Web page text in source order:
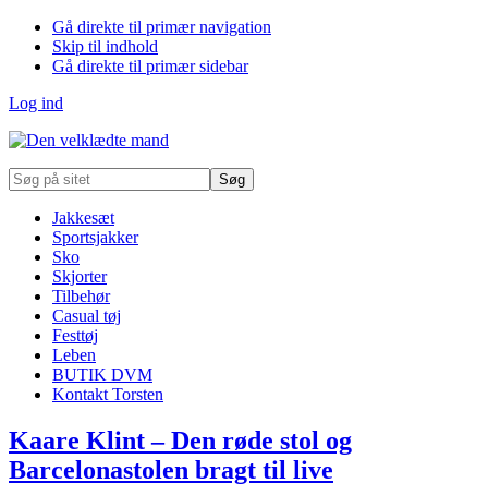
Gå direkte til primær navigation
Skip til indhold
Gå direkte til primær sidebar
Log ind
Søg
på
Jakkesæt
Sportsjakker
Sko
Skjorter
Tilbehør
Casual tøj
Festtøj
Leben
BUTIK DVM
Kontakt Torsten
Kaare Klint – Den røde stol og
Barcelonastolen bragt til live